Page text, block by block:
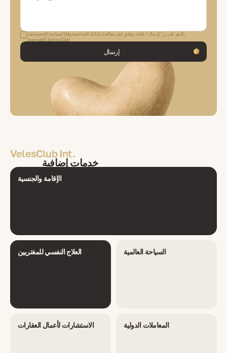
بالنقر على زر "إرسال"، فإنك توافق على معالجة بياناتك الشخصية وفقًا لسياسة الخصوصية.
وفقًا لسياسة الخصوصية
إرسال
VelesClub Int.
خدمات إضافية
الإقامة والجنسية
العلاج النفسي للمغتربين السياحة العالمية
الاستشارات لأعمال العقارات المعاملات الدولية